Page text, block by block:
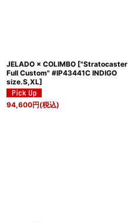
JELADO × COLIMBO ["Stratocaster
Full Custom" #IP43441C INDIGO
size.S,XL]
94,600円(税込)